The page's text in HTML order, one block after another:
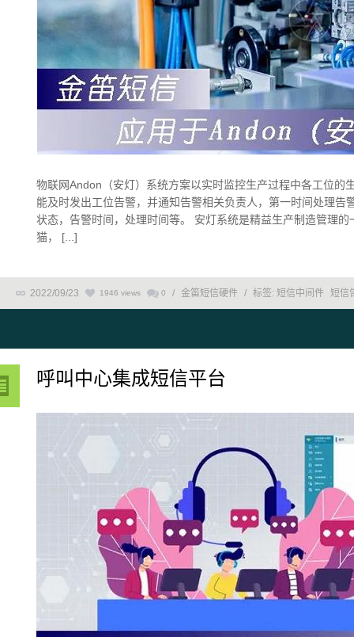
物联网Andon（安灯）系统方案以实时监控生产过程中各工位
能及时发出工位告警，并通知告警相关负责人，第一时间处理
状态，告警时间，处理时间等。 安灯系统是精益生产制造管理
猫， [...]
2022/09/23 1946 views 0 / 金笛短信硬件 / 标签: 短信中间件 短信
呼叫中心集成短信平台